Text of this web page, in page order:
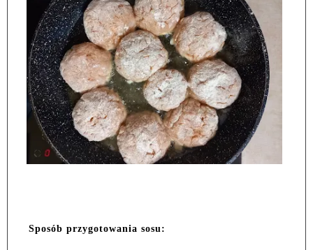
Sposób przygotowania sosu: